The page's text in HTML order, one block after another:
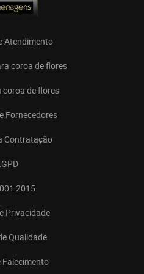
Atendimento
coroa de flores
coroa de flores
Fornecedores
Contratação
Privacidade
Qualidade
Falecimento